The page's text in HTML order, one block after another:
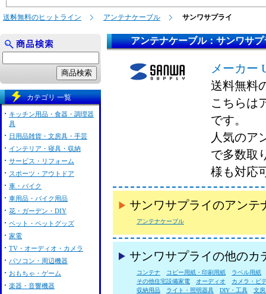
送料無料のヒットライン アンテナケーブル サンワサプライ
アンテナケーブル：サンワサプ
メーカー
送料無料
こちらは
です。
人気のア
で多数取
様も対応
サンワサプライのアンテ
アンテナケーブル
サンワサプライの他のカ
コンテナ コピー用紙・印刷用紙
ラベル用紙
その他住宅設備家電
オーディオ
カメラ・ビ
収納用品
ライト・照明器具 DIY・工具
文
カテゴリ 一覧
キッチン用品・食器・調理器
具
日用品雑貨・文房具・手芸
インテリア・寝具・収納
サービス・リフォーム
スポーツ・アウトドア
車・バイク
車用品・バイク用品
花・ガーデン・DIY
ペット・ペットグッズ
家電
TV・オーディオ・カメラ
パソコン・周辺機器
おもちゃ・ゲーム
楽器・音響機器